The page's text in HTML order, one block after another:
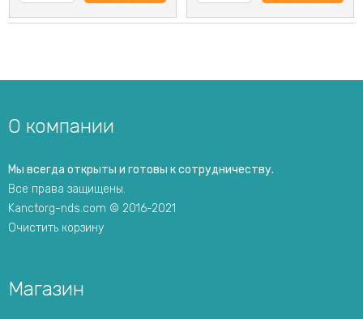
О компании
Мы всегда открыты и готовы к сотрудничеству.
Все права защищены.
Kanctorg-nds.com © 2016-2021
Очистить корзину
Магазин